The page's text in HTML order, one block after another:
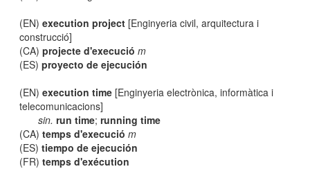
(EN)execution project [Enginyeria civil, arquitectura i
construcció]
(CA)projecte d'execució m
(ES)proyecto de ejecución
(EN)execution time [Enginyeria electrònica, informàtica i
telecomunicacions]
sin. run time; running time
(CA)temps d'execució m
(ES)tiempo de ejecución
(FR)temps d'exécution